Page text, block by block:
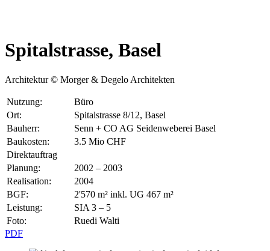
Spitalstrasse, Basel
Architektur © Morger & Degelo Architekten
Nutzung:
Büro
Ort:
Spitalstrasse 8/12, Basel
Bauherr:
Senn + CO AG Seidenweberei Basel
Baukosten:
3.5 Mio CHF
Direktauftrag
Planung:
2002 – 2003
Realisation:
2004
BGF:
2'570 m² inkl. UG 467 m²
Leistung:
SIA 3 – 5
Foto:
Ruedi Walti
PDF